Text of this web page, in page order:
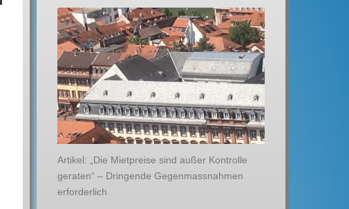
Artikel: „Die Mietpreise sind außer Kontrolle
geraten“ – Dringende Gegenmassnahmen
erforderlich